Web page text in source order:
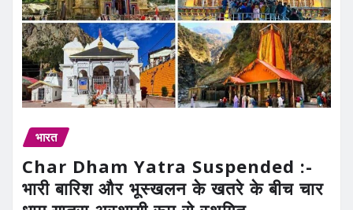
भारत
Char Dham Yatra Suspended :-
भारी बारिश और भूस्खलन के खतरे के बीच चार